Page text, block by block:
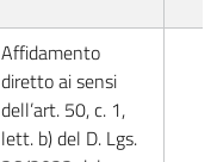
Affidamento
diretto ai sensi
dell’art. 50, c. 1,
lett. b) del D. Lgs.